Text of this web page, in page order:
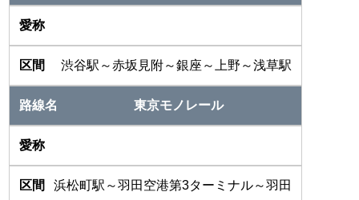
渋谷駅～赤坂見附～銀座～上野～浅草駅
東京モノレール
浜松町駅～羽田空港第3ターミナル～羽田